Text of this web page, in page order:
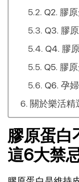
Q2. 膠
Q3. 膠
Q4. 膠
Q5. 膠
Q6. 孕
關於樂活精
膠原蛋白
這6大禁